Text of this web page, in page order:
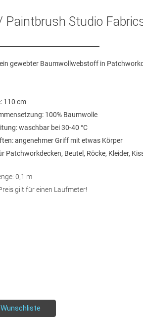
Paintbrush Studio
gewebter Baumwollwebstoff in
110 cm
100% Baumwolle
waschbar bei 30-40 °C
angenehmer Griff mit etwas Körper
Patchworkdecken, Beutel, Röcke, Kleider,
0,1 m
gilt für einen Laufmeter!